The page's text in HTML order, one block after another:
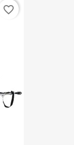
favorite_border